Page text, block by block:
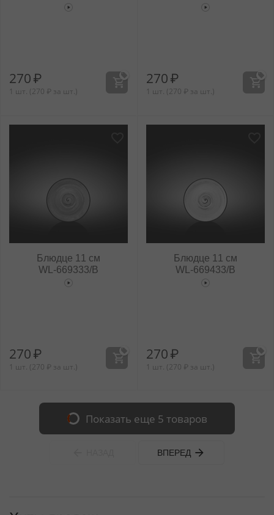
270₽
1 шт. (270 ₽ за шт.)
270₽
1 шт. (270 ₽ за шт.)
Блюдце 11 см
WL‑669333/B
270₽
1 шт. (270 ₽ за шт.)
Блюдце 11 см
WL‑669433/B
270₽
1 шт. (270 ₽ за шт.)
Показать еще 5 товаров
ВПЕРЕД